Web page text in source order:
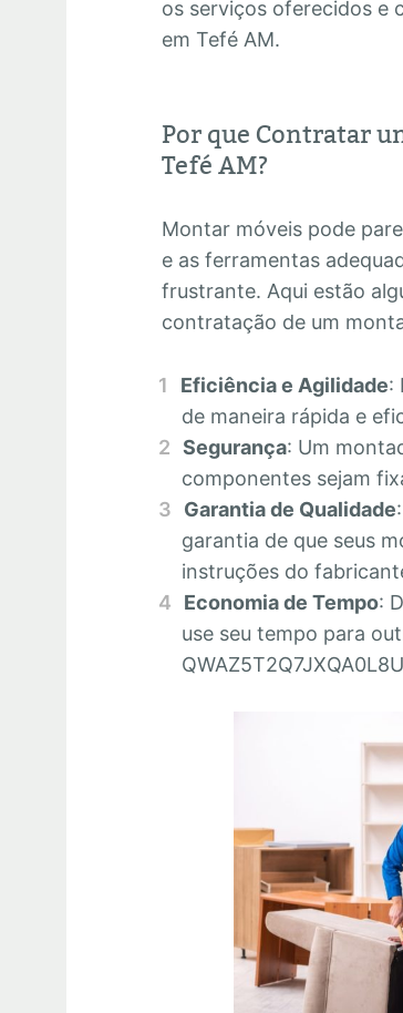
os serviços oferecidos e
em Tefé AM.
Por que Contratar
Tefé AM?
Montar móveis pode
e as ferramentas
frustrante. Aqui estão
contratação de um
Eficiência e Agilidade:
de maneira rápida e
Segurança: Um
componentes sejam
Garantia de Qualidade
garantia de que seus
instruções do
Economia de Tempo:
use seu tempo para